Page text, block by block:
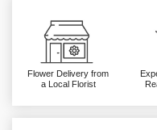
Flower Delivery from
a Local Florist